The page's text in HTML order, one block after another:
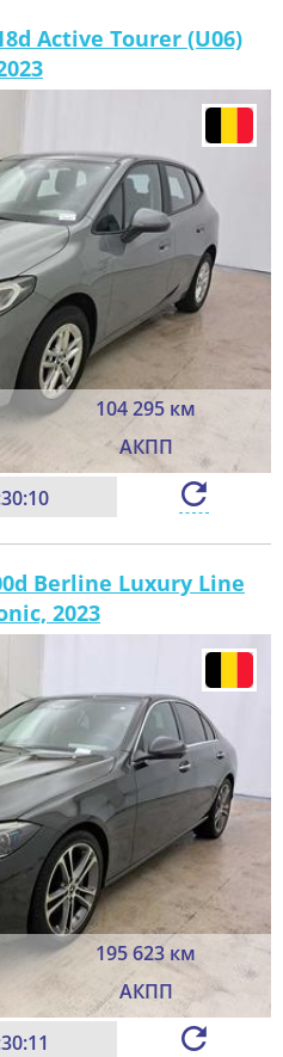
Active Tourer (U06)
104 295 км
АКПП
Berline Luxury Line
2023
195 623 км
АКПП